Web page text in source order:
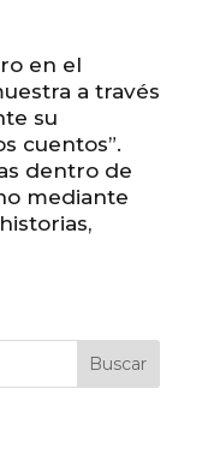
en el
a través
su
cuentos”.
dentro de
mediante